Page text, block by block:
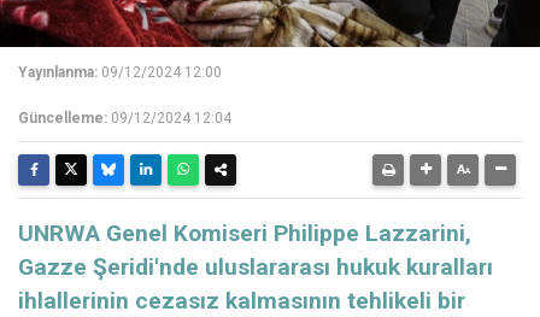
Yayınlanma: 09/12/2024 12:00
Güncelleme: 09/12/2024 12:04
UNRWA Genel Komiseri Philippe Lazzarini,
Gazze Şeridi'nde uluslararası hukuk kuralları
ihlallerinin cezasız kalmasının tehlikeli bir